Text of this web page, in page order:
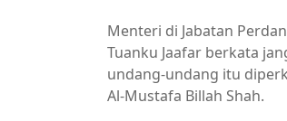
Menteri di Jabatan
Tuanku Jaafar berkata
undang-undang itu
Al-Mustafa Billah Shah.